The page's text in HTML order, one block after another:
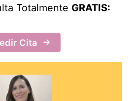
Totalmente GRATIS:
Cita